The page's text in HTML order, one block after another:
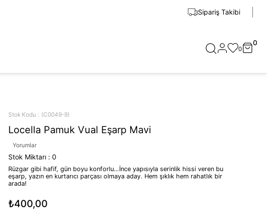
Sipariş Takibi
0
0
Stok Kodu (C0049-9)
Locella Pamuk Vual Eşarp Mavi
Yorumlar
Stok Miktarı : 0
Rüzgar gibi hafif, gün boyu konforlu…İnce yapısıyla serinlik hissi veren bu
eşarp, yazın en kurtarıcı parçası olmaya aday. Hem şıklık hem rahatlık bir
arada!
₺400,00